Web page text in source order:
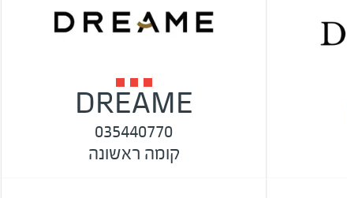
DREAME
035440770
קומה ראשונה